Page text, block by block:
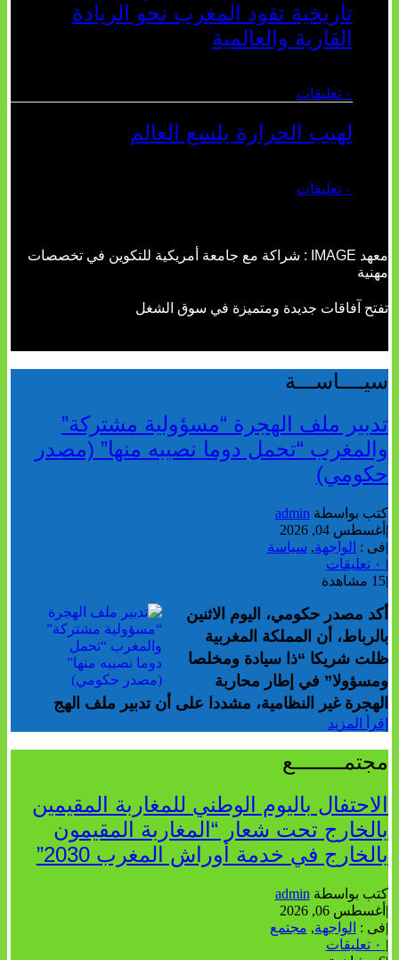
تاريخية تقود المغرب نحو الريادة
القارية والعالمية
لهيب الحرارة يلسع العالم
معهد IMAGE : شراكة مع جامعة أمريكية للتكوين في تخصصات
مهنية
تفتح آفاقات جديدة ومتميزة في سوق الشغل
سيــــاســـة
تدبير ملف الهجرة “مسؤولية مشتركة”
والمغرب “تحمل دوما نصيبه منها” (مصدر
حكومي)
كتب بواسطةadmin
أغسطس 04, 2026
فى : الواجهة,سياسة
15 مشاهدة
أكد مصدر حكومي، اليوم الاثنين
بالرباط، أن المملكة المغربية
ظلت شريكا “ذا سيادة ومخلصا
ومسؤولا” في إطار محاربة
الهجرة غير النظامية، مشددا على أن تدبير ملف الهج
إقرأ المزيد
مجتمــــــــع
الاحتفال باليوم الوطني للمغاربة المقيمين
بالخارج تحت شعار “المغاربة المقيمون
بالخارج في خدمة أوراش المغرب 2030”
كتب بواسطةadmin
أغسطس 06, 2026
فى : الواجهة,مجتمع